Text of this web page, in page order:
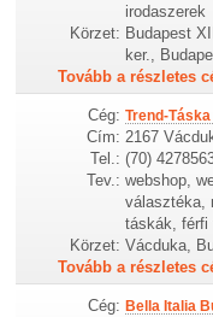
irodaszerek
Körzet: Budapest
ker.,
Tovább a részletes
Cég: Trend-
Cím: 2167
Tel.: (70)
Tev.: webshop,
választéka,
táskák, férfi
Körzet: Vácduka,
Tovább a részletes
Cég: Bella Italia